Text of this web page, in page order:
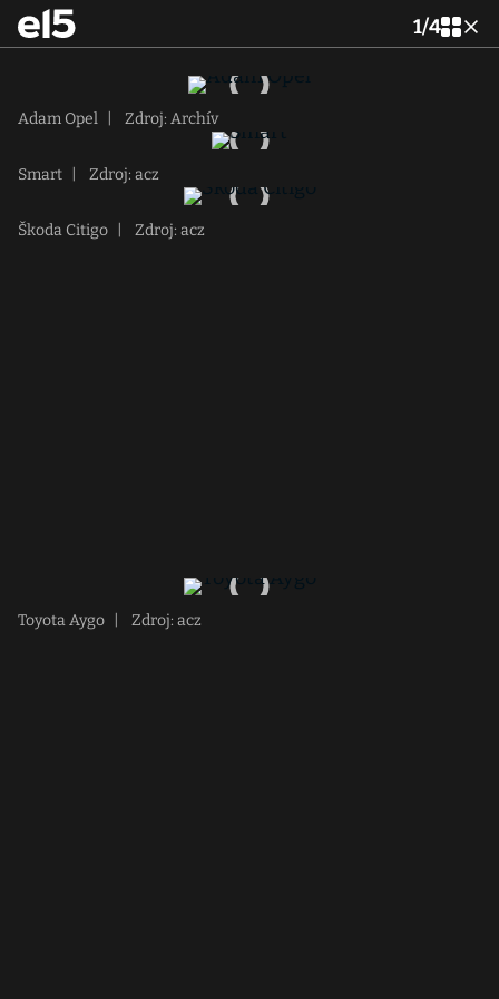
1/4
Adam Opel Zdroj: Archív
Smart Zdroj: acz
Škoda Citigo Zdroj: acz
Toyota Aygo Zdroj: acz